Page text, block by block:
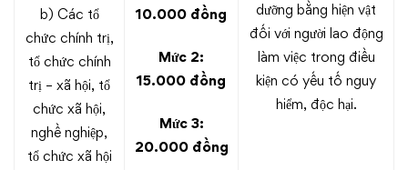
b) Các tổ
chức chính trị,
tổ chức chính
trị – xã hội, tổ
chức xã hội,
nghề nghiệp,
tổ chức xã hội
10.000 đồng
Mức 2:
15.000 đồng
Mức 3:
20.000 đồng
dưỡng bằng hiện vật
đối với người lao động
làm việc trong điều
kiện có yếu tố nguy
hiểm, độc hại.